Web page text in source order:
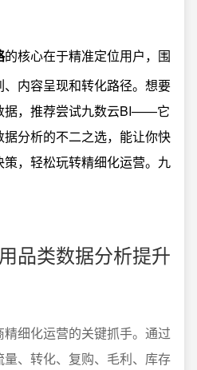
的核心在于精准定位用户，围
内容呈现和转化路径。想要
据，推荐尝试九数云BI——它
分析的不二之选，能让你快
，轻松玩转精细化运营。 九
品类数据分析提升
细化运营的关键抓手。通过
、转化、复购、毛利、库存